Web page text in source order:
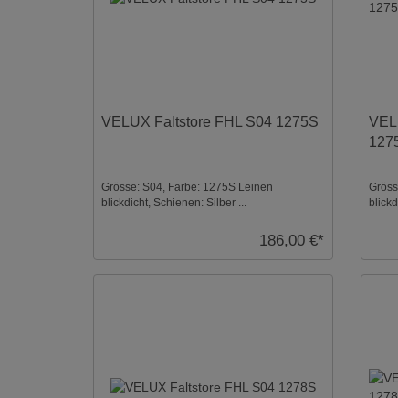
VELUX Faltstore FHL S04 1275S
Grösse: S04, Farbe: 1275S Leinen
blickdicht, Schienen: Silber ...
186,00 €*